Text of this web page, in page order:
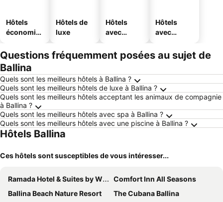
Hôtels
économiq
Hôtels de
luxe
Hôtels
avec
Hôtels
avec
Questions fréquemment posées au sujet de
Ballina
Quels sont les meilleurs hôtels à Ballina ?
Quels sont les meilleurs hôtels de luxe à Ballina ?
Quels sont les meilleurs hôtels acceptant les animaux de compagnie
à Ballina ?
Quels sont les meilleurs hôtels avec spa à Ballina ?
Quels sont les meilleurs hôtels avec une piscine à Ballina ?
Hôtels Ballina
Ces hôtels sont susceptibles de vous intéresser...
Ramada Hotel & Suites by Wyndham Ballina Byron
Comfort Inn All Seasons
Ballina Beach Nature Resort
The Cubana Ballina